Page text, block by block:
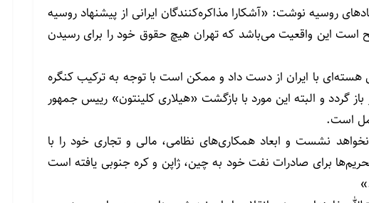
روسیه نوشت: «آشکارا مذاکره‌کنندگان ایرانی از پیشنهاد روسیه
است این واقعیت می‌باشد که تهران هیچ حقوق خود را برای رسیدن
هسته‌ای با ایران از دست داد و ممکن است با توجه به ترکیب کنگره
گردد و البته این مورد با بازگشت «هیلاری کلینتون» رییس جمهور
است.
نخواهد نشست و ابعاد همکاری‌های نظامی، مالی و تجاری خود را با
برای صادرات نفت خود به چین، ژاپن و کره جنوبی یافته است